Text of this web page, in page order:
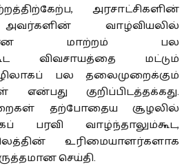
அரசாட்சிகளின்
அவர்களின் வாழ்வியலில்
மாற்றம் பல
விவசாயத்தை மட்டும்
பல தலைமுறைக்கும்
என்பது குறிப்பிடத்தக்கது.
தற்போதைய சூழலில்
பரவி வாழ்ந்தாலும்கூட,
உரிமையாளர்களாக
செய்தி.